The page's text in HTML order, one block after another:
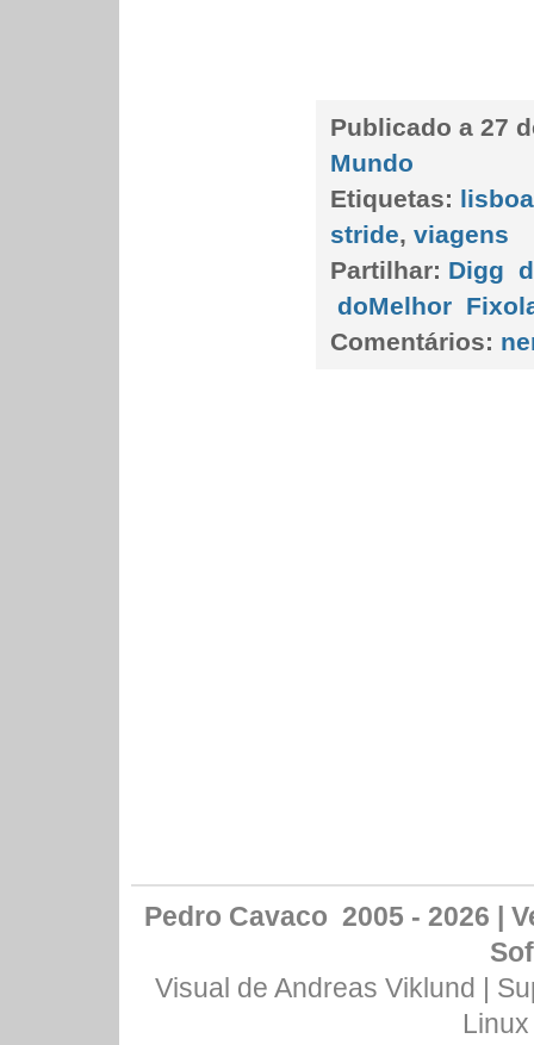
Publicado a 27
Mundo
Etiquetas: lisboa
stride, viagens
Partilhar: Digg
doMelhor
Comentários:
Pedro Cavaco 2005 - 2026 |
Visual de Andreas Viklund |
Linux